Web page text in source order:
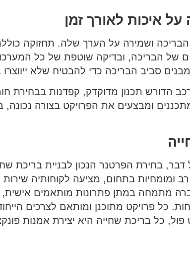
איכות לאורך זמן
ושמירה על הערך שלה. תחזוקה
של הבריכה, ובדיקה שוטפת של כל
סביב הבריכה כדי להבטיח שלא ייווצרו
הדורש תכנון מדוקדק, קפדנות בבחירת
ומבצעים את הפרויקט בצורה נכונה,
דבר, בחירת הפרטנר הנכון לבניית בריכת
ומומחיות בתחום, מציעה לקוחותיה שירות
מתמחה במתן פתרונות מותאמים אישית,
כל פרויקט מתוכנן ומותאם לצרכים
כל בריכת שחייה היא יצירת אמנות